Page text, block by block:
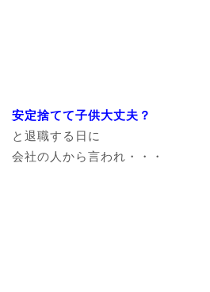
安定捨てて子供大丈夫？
と退職する日に
会社の人から言われ・・・